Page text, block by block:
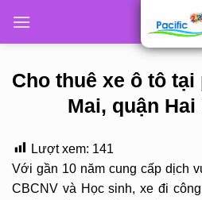
Cho thuê xe ô tô
Mai, quận
Lượt xem: 141
Với gần 10 năm cung cấp dịch
CBCNV và Học sinh, xe đi